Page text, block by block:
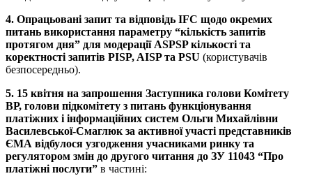
4. Опрацьовані запит та відповідь IFC щодо окремих
питань використання параметру “кількість запитів
протягом дня” для модерації ASPSP кількості та
коректності запитів PISP, AISP та PSU (користувачів
безпосередньо).
5. 15 квітня на запрошення Заступника голови Комітету
ВР, голови підкомітету з питань функціонування
платіжних і інформаційних систем Ольги Михайлівни
Василевської-Смаглюк за активної участі представників
ЄМА відбулося узгодження учасниками ринку та
регулятором змін до другого читання до ЗУ 11043 “Про
платіжні послуги” в частині: